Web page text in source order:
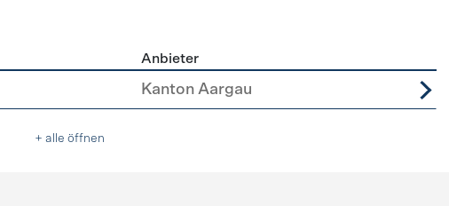
Anbieter
Kanton Aargau
+ alle öffnen